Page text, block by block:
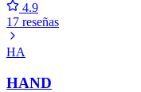
4.9
17 reseñas
HA
HAND